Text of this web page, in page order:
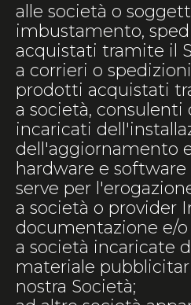
alle società o
imbustamento,
acquistati tramite il
a corrieri o
prodotti acquistati
a società,
incaricati
dell'aggiornamento
hardware e software
serve per
a società o provider
documentazione e/
a società incaricate
materiale
nostra Società;